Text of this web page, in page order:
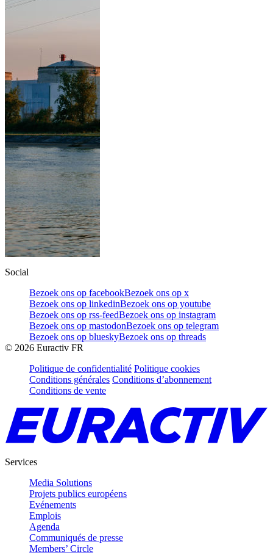
Social
Bezoek ons op facebookBezoek ons op x
Bezoek ons op linkedinBezoek ons op youtube
Bezoek ons op rss-feedBezoek ons op instagram
Bezoek ons op mastodonBezoek ons op telegram
Bezoek ons op blueskyBezoek ons op threads
© 2026 Euractiv FR
Politique de confidentialité Politique cookies
Conditions générales Conditions d’abonnement
Conditions de vente
Services
Media Solutions
Projets publics européens
Evénements
Emplois
Agenda
Communiqués de presse
Members’ Circle